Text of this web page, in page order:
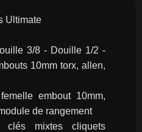
Ultimate
3/8 - Douille 1/2 -
10mm torx, allen,
embout 10mm,
de rangement
mixtes cliquets